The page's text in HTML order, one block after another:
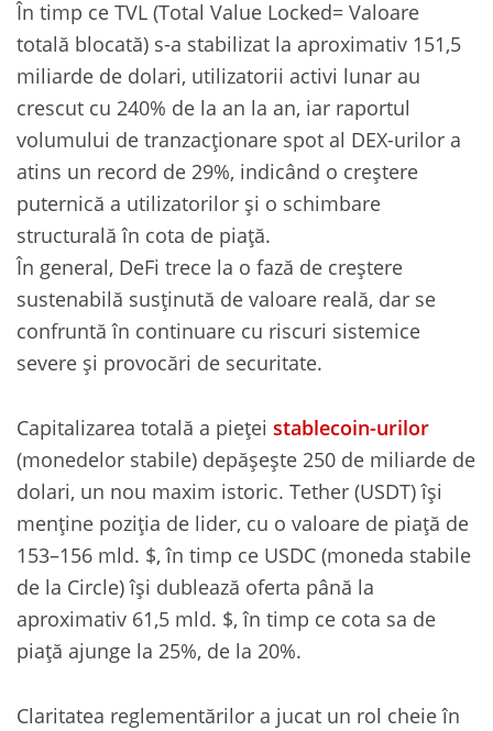
În timp ce TVL (Total Value Locked= Valoare
totală blocată) s-a stabilizat la aproximativ 151,5
miliarde de dolari, utilizatorii activi lunar au
crescut cu 240% de la an la an, iar raportul
volumului de tranzacționare spot al DEX-urilor a
atins un record de 29%, indicând o creștere
puternică a utilizatorilor și o schimbare
structurală în cota de piață.
În general, DeFi trece la o fază de creștere
sustenabilă susținută de valoare reală, dar se
confruntă în continuare cu riscuri sistemice
severe și provocări de securitate.
Capitalizarea totală a pieței stablecoin-urilor
(monedelor stabile) depășește 250 de miliarde de
dolari, un nou maxim istoric. Tether (USDT) își
menține poziția de lider, cu o valoare de piață de
153–156 mld. $, în timp ce USDC (moneda stabile
de la Circle) își dublează oferta până la
aproximativ 61,5 mld. $, în timp ce cota sa de
piață ajunge la 25%, de la 20%.
Claritatea reglementărilor a jucat un rol cheie în